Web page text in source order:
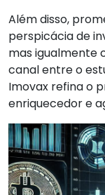
Além disso,
perspicácia de
mas igualmente
canal entre o
Imovax refina o
enriquecedor e